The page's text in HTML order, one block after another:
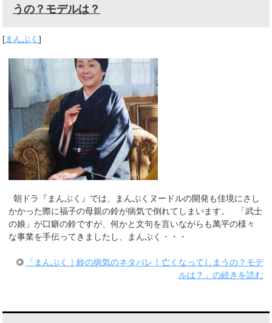
うの？モデルは？
[まんぷく]
朝ドラ『まんぷく』では、まんぷくヌードルの開発も佳境にさし
かかった際に福子の母親の鈴が病気で倒れてしまいます。 「武士
の娘」が口癖の鈴ですが、何かと文句を言いながらも萬平の様々
な事業を手伝ってきましたし、まんぷく・・・
「まんぷく｜鈴の病気のネタバレ！亡くなってしまうの？モデ
ルは？」の続きを読む